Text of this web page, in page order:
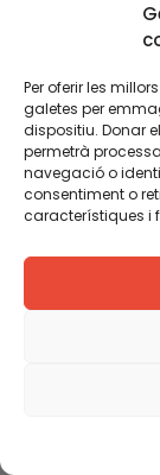
Per oferir les
galetes per
dispositiu. Donar
permetrà
navegació o
consentiment o
característiques i
Com